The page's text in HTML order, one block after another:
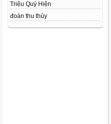
Triệu Quý Hiện
đoàn thu thủy